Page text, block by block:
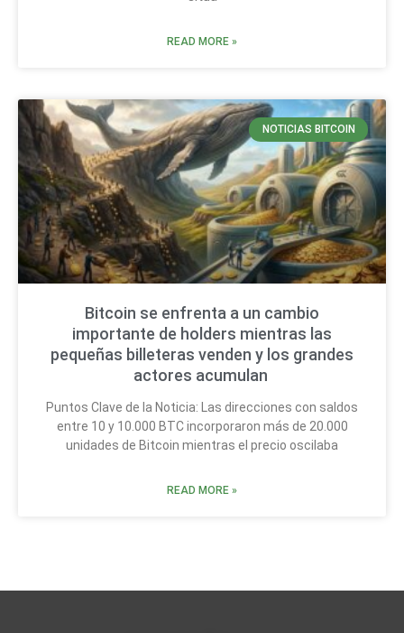
READ MORE »
NOTICIAS BITCOIN
Bitcoin se enfrenta a un cambio
importante de holders mientras las
pequeñas billeteras venden y los grandes
actores acumulan
Puntos Clave de la Noticia: Las direcciones con saldos
entre 10 y 10.000 BTC incorporaron más de 20.000
unidades de Bitcoin mientras el precio oscilaba
READ MORE »